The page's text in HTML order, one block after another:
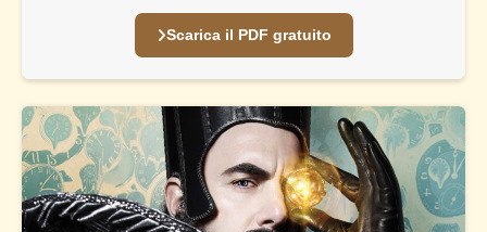
Scarica il PDF gratuito